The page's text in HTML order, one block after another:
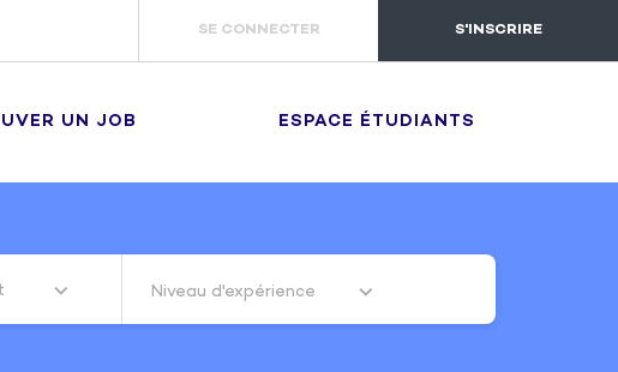
SE CONNECTER S'INSCRIRE
UN JOB ESPACE ÉTUDIANTS
Niveau d'expérience